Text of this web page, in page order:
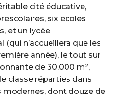
cité éducative,
six écoles
et un lycée
(qui n’accueillera que les
année), le tout sur
de 30.000 m²,
classe réparties dans
dont douze de